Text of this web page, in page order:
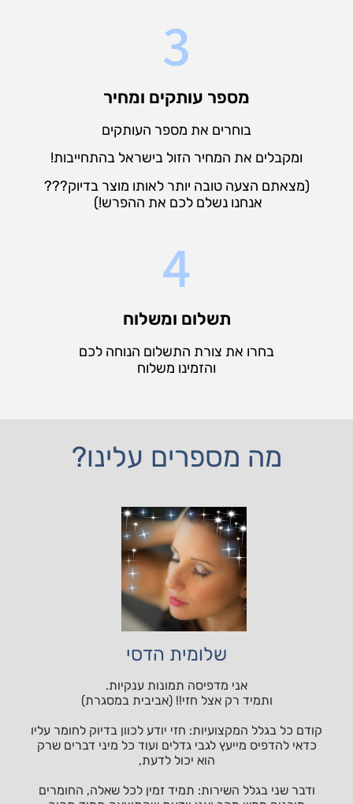
3
מספר עותקים ומחיר
בוחרים את מספר העותקים
ומקבלים את המחיר הזול בישראל בהתחייבות!
(מצאתם הצעה טובה יותר לאותו מוצר בדיוק???
אנחנו נשלם לכם את ההפרש!)
4
תשלום ומשלוח
בחרו את צורת התשלום הנוחה לכם
והזמינו משלוח
מה מספרים עלינו?
שלומית הדסי
אני מדפיסה תמונות ענקיות.
ותמיד רק אצל חזי!! (אביבית במסגרת)
קודם כל בגלל המקצועיות: חזי יודע לכוון בדיוק לחומר עליו
כדאי להדפיס מייעץ לגבי גדלים ועוד כל מיני דברים שרק
הוא יכול לדעת,
ודבר שני בגלל השירות: תמיד זמין לכל שאלה, החומרים